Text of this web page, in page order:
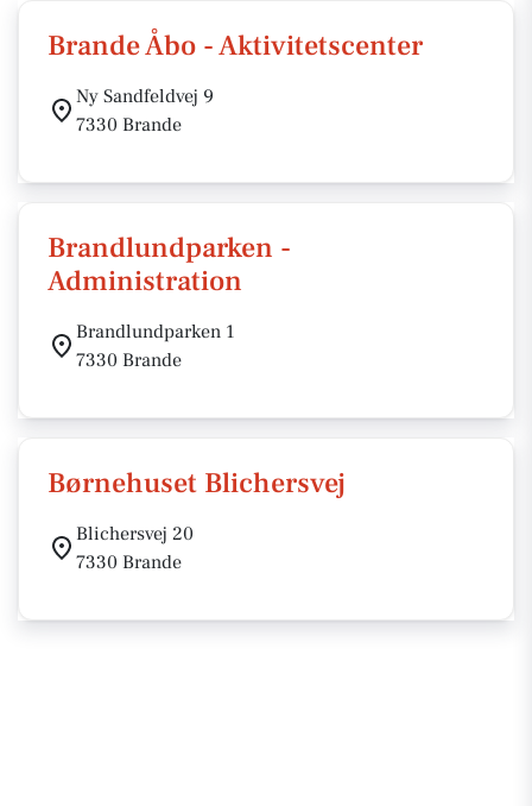
Brande Åbo - Aktivitetscenter
Ny Sandfeldvej 9
7330 Brande
Brandlundparken -
Administration
Brandlundparken 1
7330 Brande
Børnehuset Blichersvej
Blichersvej 20
7330 Brande